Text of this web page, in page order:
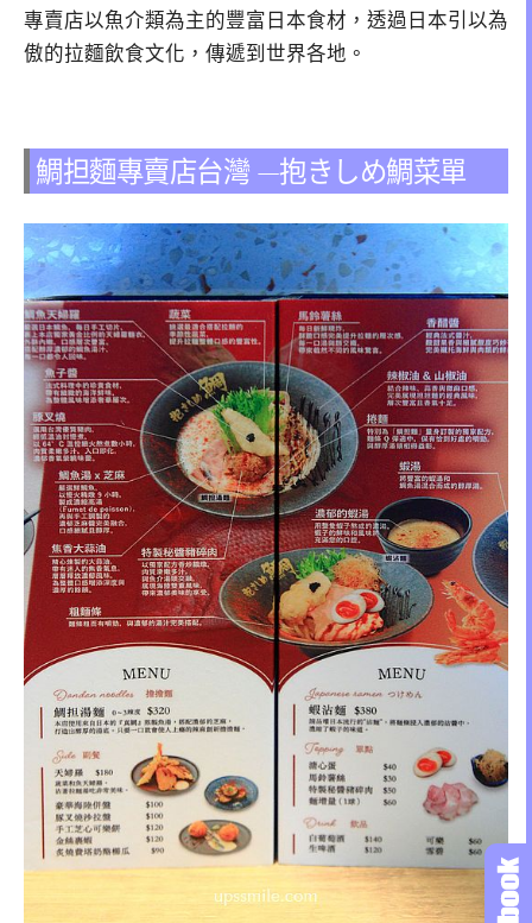
專賣店以魚介類為主的豐富日本食材，透過日本引以為
傲的拉麵飲食文化，傳遞到世界各地。
鯛担麵專賣店台灣 —抱きしめ鯛菜單